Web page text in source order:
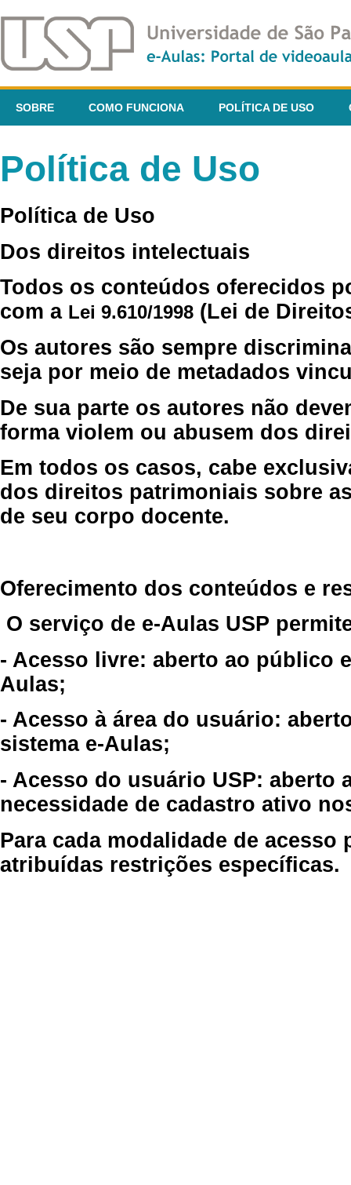
SOBRE COMO FUNCIONA POLÍTICA DE USO
Política de Uso
Política de Uso
Dos direitos intelectuais
Todos os conteúdos oferecidos
com a Lei 9.610/1998 (Lei de
Os autores são sempre
seja por meio de metadados
De sua parte os autores não
forma violem ou abusem dos
Em todos os casos, cabe
dos direitos patrimoniais sobre
de seu corpo docente.
Oferecimento dos conteúdos e
O serviço de e-Aulas USP
- Acesso livre: aberto ao público
Aulas;
- Acesso à área do usuário:
sistema e-Aulas;
- Acesso do usuário USP: aberto
necessidade de cadastro ativo
Para cada modalidade de
atribuídas restrições específicas.